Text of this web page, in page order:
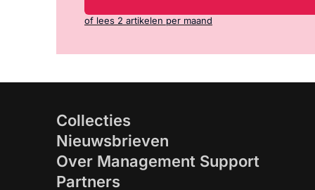
of lees 2 artikelen per maand
Collecties
Nieuwsbrieven
Over Management Support
Partners